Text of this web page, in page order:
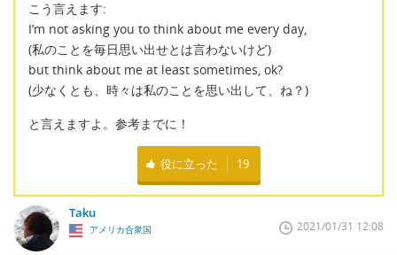
こう言えます:
I’m not asking you to think about me every day,
(私のことを毎日思い出せとは言わないけど)
but think about me at least sometimes, ok?
(少なくとも、時々は私のことを思い出して、ね？)
と言えますよ。参考までに！
役に立った 19
Taku
アメリカ合衆国 2021/01/31 12:08